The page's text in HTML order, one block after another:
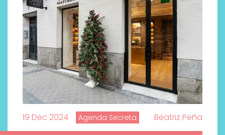
19 Dec 2024 Agenda Secreta Beatriz Peña